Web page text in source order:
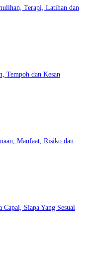
Terapi, Latihan dan
Tempoh dan Kesan
Manfaat, Risiko dan
Capai, Siapa Yang Sesuai